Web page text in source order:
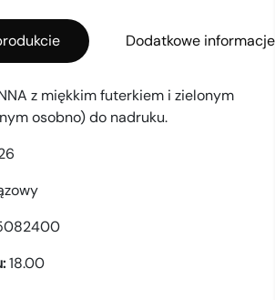
Dodatkowe informacje
z miękkim futerkiem i zielonym
osobno) do nadruku.
18.00